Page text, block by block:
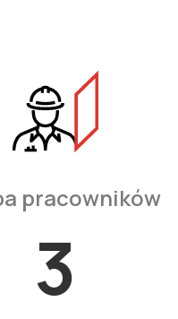
pracowników
4